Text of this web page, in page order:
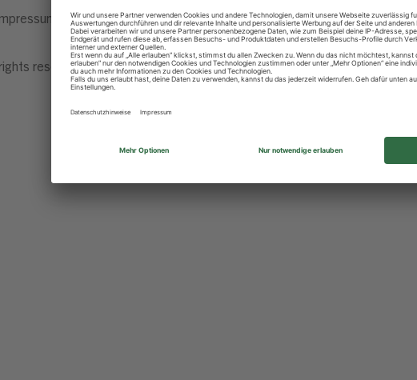
Privatsphäre-Einstellungen
reserved